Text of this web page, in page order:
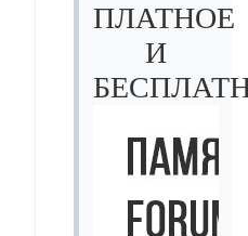
ПЛАТНОЕ
И